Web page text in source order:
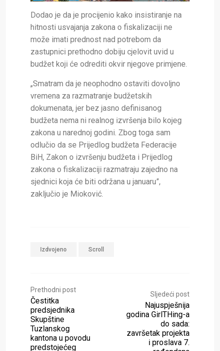
Dodao je da je procijenio kako insistiranje na
hitnosti usvajanja zakona o fiskalizaciji ne
može imati prednost nad potrebom da
zastupnici prethodno dobiju cjelovit uvid u
budžet koji će odrediti okvir njegove primjene.
„Smatram da je neophodno ostaviti dovoljno
vremena za razmatranje budžetskih
dokumenata, jer bez jasno definisanog
budžeta nema ni realnog izvršenja bilo kojeg
zakona u narednoj godini. Zbog toga sam
odlučio da se Prijedlog budžeta Federacije
BiH, Zakon o izvršenju budžeta i Prijedlog
zakona o fiskalizaciji razmatraju zajedno na
sjednici koja će biti održana u januaru”,
zaključio je Mioković.
Izdvojeno Scroll
Prethodni post
Čestitka
predsjednika
Skupštine
Tuzlanskog
kantona u povodu
predstojećeg
Sljedeći post
Najuspješnija
godina GirlTHing-a
do sada:
završetak projekta
i proslava 7.